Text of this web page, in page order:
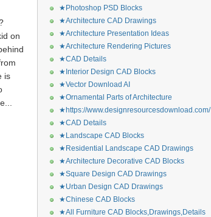
on
is
★Photoshop PSD Blocks
★Architecture CAD Drawings
★Architecture Presentation Ideas
★Architecture Rendering Pictures
★CAD Details
★Interior Design CAD Blocks
★Vector Download AI
★Ornamental Parts of Architecture
★https://www.designresourcesdownload.com/
★CAD Details
★Landscape CAD Blocks
★Residential Landscape CAD Drawings
★Architecture Decorative CAD Blocks
★Square Design CAD Drawings
★Urban Design CAD Drawings
★Chinese CAD Blocks
★All Furniture CAD Blocks,Drawings,Details